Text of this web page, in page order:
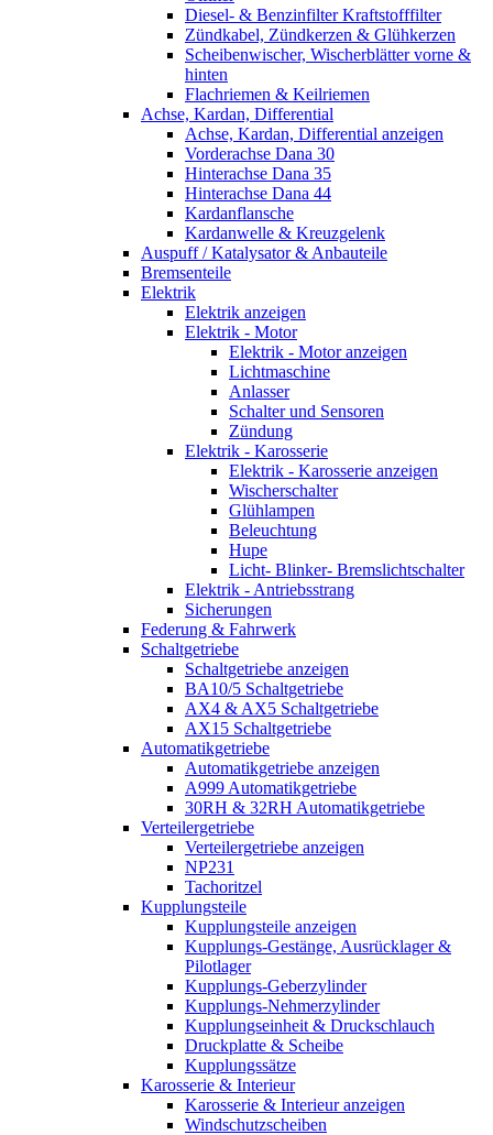
Diesel- & Benzinfilter Kraftstofffilter
Zündkabel, Zündkerzen & Glühkerzen
Scheibenwischer, Wischerblätter vorne &
hinten
Flachriemen & Keilriemen
Achse, Kardan, Differential
Achse, Kardan, Differential anzeigen
Vorderachse Dana 30
Hinterachse Dana 35
Hinterachse Dana 44
Kardanflansche
Kardanwelle & Kreuzgelenk
Auspuff / Katalysator & Anbauteile
Bremsenteile
Elektrik
Elektrik anzeigen
Elektrik - Motor
Elektrik - Motor anzeigen
Lichtmaschine
Anlasser
Schalter und Sensoren
Zündung
Elektrik - Karosserie
Elektrik - Karosserie anzeigen
Wischerschalter
Glühlampen
Beleuchtung
Hupe
Licht- Blinker- Bremslichtschalter
Elektrik - Antriebsstrang
Sicherungen
Federung & Fahrwerk
Schaltgetriebe
Schaltgetriebe anzeigen
BA10/5 Schaltgetriebe
AX4 & AX5 Schaltgetriebe
AX15 Schaltgetriebe
Automatikgetriebe
Automatikgetriebe anzeigen
A999 Automatikgetriebe
30RH & 32RH Automatikgetriebe
Verteilergetriebe
Verteilergetriebe anzeigen
NP231
Tachoritzel
Kupplungsteile
Kupplungsteile anzeigen
Kupplungs-Gestänge, Ausrücklager &
Pilotlager
Kupplungs-Geberzylinder
Kupplungs-Nehmerzylinder
Kupplungseinheit & Druckschlauch
Druckplatte & Scheibe
Kupplungssätze
Karosserie & Interieur
Karosserie & Interieur anzeigen
Windschutzscheiben